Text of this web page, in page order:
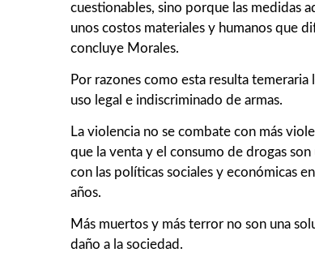
cuestionables, sino porque las medidas
unos costos materiales y humanos que
concluye Morales.
Por razones como esta resulta
uso legal e indiscriminado de armas.
La violencia no se combate con más
que la venta y el consumo de drogas
con las políticas sociales y económicas
años.
Más muertos y más terror no son una
daño a la sociedad.